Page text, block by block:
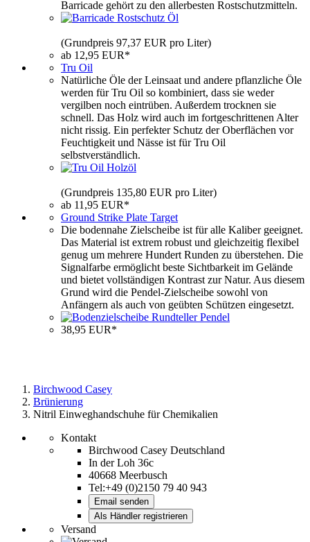
Barricade gehört zu den allerbesten Rostschutzmitteln.
(Grundpreis 97,37 EUR pro Liter)
ab 12,95 EUR*
Tru Oil
Natürliche Öle der Leinsaat und andere pflanzliche Öle
werden für Tru Oil so kombiniert, dass sie weder
vergilben noch eintrüben. Außerdem trocknen sie
schnell. Das Holz wird auch im fortgeschrittenen Alter
nicht rissig. Ein perfekter Schutz der Oberflächen vor
Feuchtigkeit und Nässe ist für Tru Oil
selbstverständlich.
(Grundpreis 135,80 EUR pro Liter)
ab 11,95 EUR*
Ground Strike Plate Target
Die bodennahe Zielscheibe ist für alle Kaliber geeignet.
Das Material ist extrem robust und gleichzeitig flexibel
genug um mehrere Hundert Runden zu überstehen. Die
Signalfarbe ermöglicht beste Sichtbarkeit im Gelände
und bietet vollständigen Kontrast zur Natur. Aus diesem
Grund wird die Pendel-Zielscheibe sowohl von
Anfängern als auch von geübten Schützen eingesetzt.
38,95 EUR*
Birchwood Casey
Brünierung
Nitril Einweghandschuhe für Chemikalien
Kontakt
Birchwood Casey Deutschland
In der Loh 36c
40668 Meerbusch
Tel:+49 (0)2150 79 40 943
Email senden
Als Händler registrieren
Versand